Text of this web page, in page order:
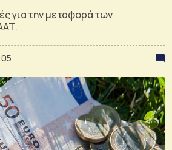
για την μεταφορά των